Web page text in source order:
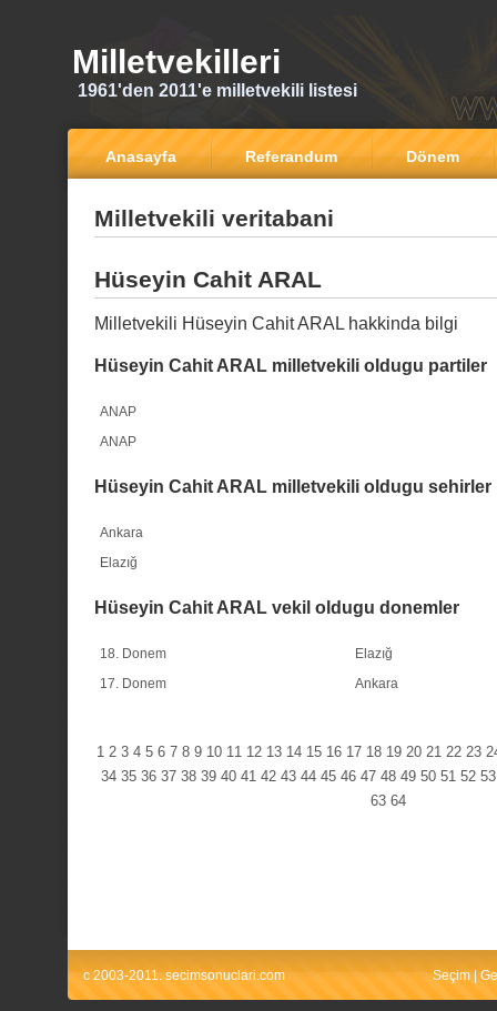
Milletvekilleri
1961'den 2011'e milletvekili listesi
Anasayfa Referandum Dönem
Milletvekili veritabani
Hüseyin Cahit ARAL
Milletvekili Hüseyin Cahit ARAL hakkinda bilgi
Hüseyin Cahit ARAL milletvekili oldugu partiler
ANAP
ANAP
Hüseyin Cahit ARAL milletvekili oldugu sehirler
Ankara
Elazığ
Hüseyin Cahit ARAL vekil oldugu donemler
18. Donem
Elazığ
17. Donem
Ankara
1 2 3 4 5 6 7 8 9 10 11 12 13 14 15 16 17 18 19 20 21 22 23
34 35 36 37 38 39 40 41 42 43 44 45 46 47 48 49 50 51 52 53
63 64
c 2003-2011. secimsonuclari.com Seçim